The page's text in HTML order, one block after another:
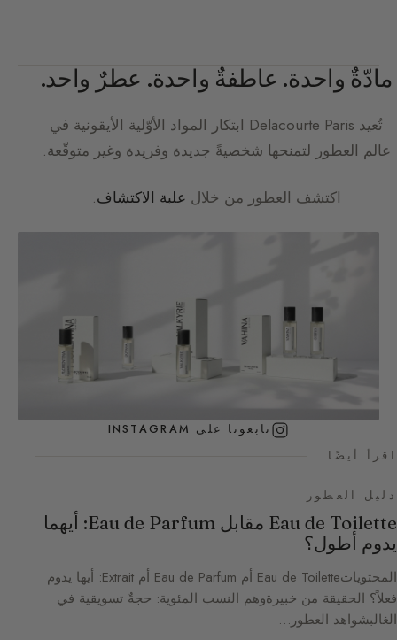
مادّةٌ واحدة. عاطفةٌ واحدة. عطرٌ واحد.
تُعيد Delacourte Paris ابتكار المواد الأوّلية الأيقونية في
عالم العطور لتمنحها شخصيةً جديدة وفريدة وغير متوقّعة.
اكتشف العطور من خلال علبة الاكتشاف.
تابعونا على INSTAGRAM
اقرأ أيضًا
دليل العطور
Eau de Toilette مقابل Eau de Parfum: أيهما
يدوم أطول؟
المحتوياتEau de Toilette أم Eau de Parfum أم Extrait: أيها يدوم
فعلاً؟ الحقيقة من خبيرةوهم النسب المئوية: حجةٌ تسويقية في
الغالبشواهد العطور…